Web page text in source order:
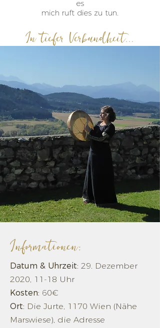
es
mich ruft dies zu tun.
In tiefer Verbundheit...
Informationen:
Datum & Uhrzeit: 29. Dezember
2020, 11-18 Uhr
Kosten: 60€
Ort: Die Jurte, 1170 Wien (Nähe
Marswiese), die Adresse